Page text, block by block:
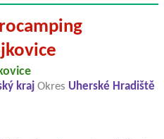
kraj Okres Uherské Hradiště